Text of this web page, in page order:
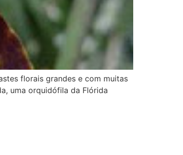
florais grandes e com muitas
uma orquidófila da Flórida